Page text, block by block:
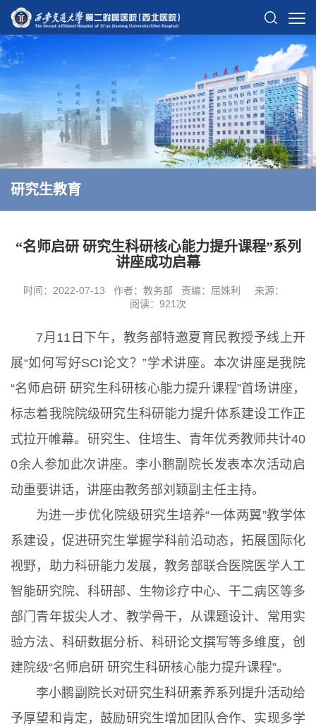
研究生教育
“名师启研 研究生科研核心能力提升课程”系列
讲座成功启幕
时间：2022-07-13 作者：教务部 责编：屈姝利
来源：
阅读： 921 次
7月11日下午，教务部特邀夏育民教授予线上开
展“如何写好SCI论文？”学术讲座。本次讲座是我院
“名师启研 研究生科研核心能力提升课程”首场讲座，
标志着我院院级研究生科研能力提升体系建设工作正
式拉开帷幕。研究生、住培生、青年优秀教师共计40
0余人参加此次讲座。李小鹏副院长发表本次活动启
动重要讲话，讲座由教务部刘颖副主任主持。
为进一步优化院级研究生培养“一体两翼”教学体
系建设，促进研究生掌握学科前沿动态，拓展国际化
视野，助力科研能力发展，教务部联合医院医学人工
智能研究院、科研部、生物诊疗中心、干二病区等多
部门青年拔尖人才、教学骨干，从课题设计、常用实
验方法、科研数据分析、科研论文撰写等多维度，创
建院级“名师启研 研究生科研核心能力提升课程”。
李小鹏副院长对研究生科研素养系列提升活动给
予厚望和肯定，鼓励研究生增加团队合作、实现多学